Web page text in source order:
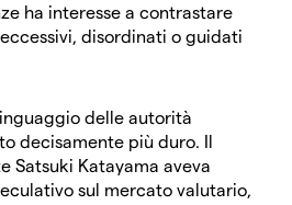
ha interesse a contrastare
disordinati o guidati
delle autorità
decisamente più duro. Il
Satsuki Katayama aveva
sul mercato valutario,